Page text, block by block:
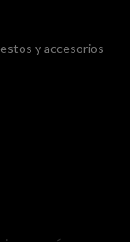
y accesorios